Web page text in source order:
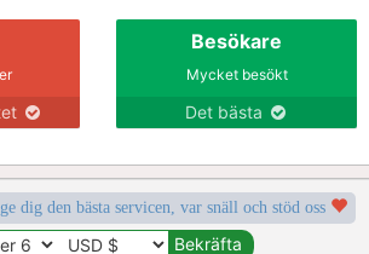
Besökare
Mycket besökt
Det bästa
dig den bästa servicen, var snäll och stöd oss